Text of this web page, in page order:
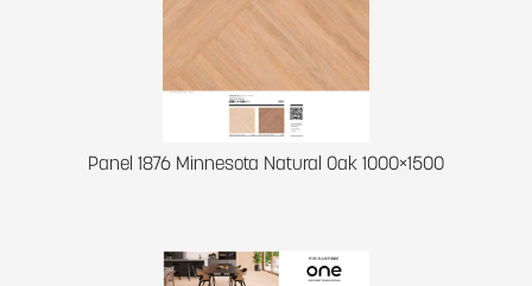
Panel 1876 Minnesota Natural Oak 1000×1500